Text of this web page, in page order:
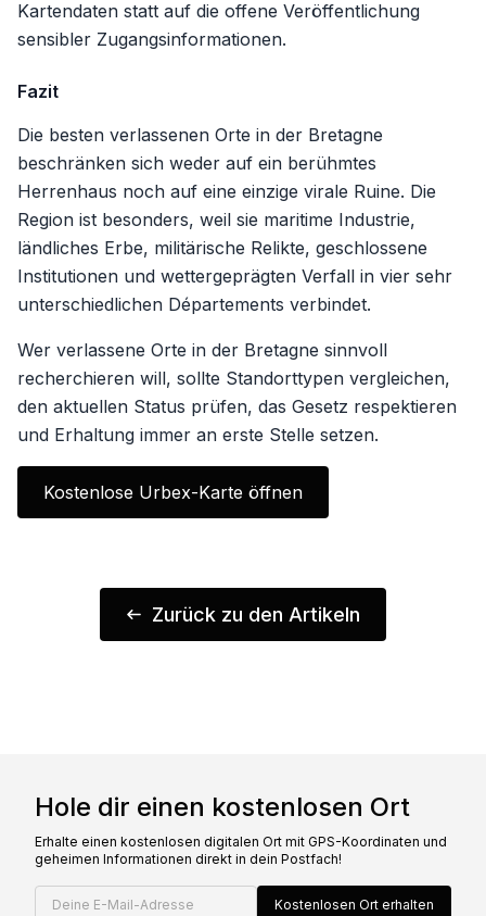
Kartendaten statt auf die offene Veröffentlichung
sensibler Zugangsinformationen.
Fazit
Die besten verlassenen Orte in der Bretagne
beschränken sich weder auf ein berühmtes
Herrenhaus noch auf eine einzige virale Ruine. Die
Region ist besonders, weil sie maritime Industrie,
ländliches Erbe, militärische Relikte, geschlossene
Institutionen und wettergeprägten Verfall in vier sehr
unterschiedlichen Départements verbindet.
Wer verlassene Orte in der Bretagne sinnvoll
recherchieren will, sollte Standorttypen vergleichen,
den aktuellen Status prüfen, das Gesetz respektieren
und Erhaltung immer an erste Stelle setzen.
Kostenlose Urbex-Karte öffnen
Zurück zu den Artikeln
Hole dir einen kostenlosen Ort
Erhalte einen kostenlosen digitalen Ort mit GPS-Koordinaten und
geheimen Informationen direkt in dein Postfach!
Deine E-Mail-Adresse Kostenlosen Ort erhalten